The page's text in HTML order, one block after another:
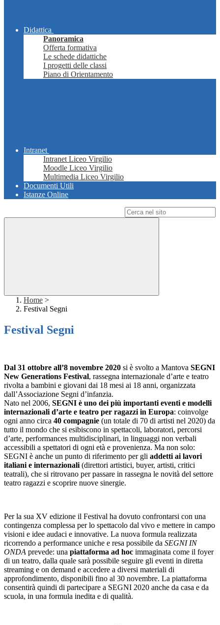
Didattica
Panoramica
Offerta formativa
Le schede didattiche
I progetti delle classi
Piano di Orientamento
Intranet
Intranet Liceo Virgilio
Moodle Liceo Virgilio
Multimedia Liceo Virgilio
Documenti Utili
Istanze Online
Home >
Festival Segni
Festival Segni
Dal 31 ottobre all’8 novembre 2020 si è svolto a Mantova SEGNI
New Generations Festival, rassegna internazionale d’arte e teatro
rivolta a bambini e giovani dai 18 mesi ai 18 anni, organizzata
dall’Associazione Segni d’infanzia.
Nato nel 2006, SEGNI è uno dei più importanti eventi e modelli
internazionali d’arte e teatro per ragazzi in Europa: coinvolge
ogni anno circa 40 compagnie (un totale di 70 di artisti nel 2020) da
tutto il mondo che si esibiscono in spettacoli, laboratori, percorsi
d’arte, performances multidisciplinari, in linguaggi non verbali
accessibili a spettatori di ogni età e provenienza. Ma non solo:
SEGNI è anche un punto di riferimento per gli addetti ai lavori
italiani e internazionali (direttori artistici, buyer, artisti, critici
teatrali), che si ritrovano per passare in rassegna le novità del settore
teatro ragazzi e scoprire nuove sinergie.
Per la sua XV edizione il Festival ha dovuto confrontarsi con una
contingenza complessa per lo spettacolo dal vivo e mettere in campo
visioni e idee audaci e innovative. La nuova formula realizzata
ricorrendo a performance uniche e resa possibile da SEGNI IN
ONDA prevede: una piattaforma ad hoc immaginata come il foyer
di un teatro, dalla quale sarà possibile seguire gli eventi in diretta
streaming e on demand e accedere a diversi materiali di
approfondimento, disponibili fino al 30 novembre. La piattaforma
consentirà quindi di partecipare a SEGNI 2020 anche da casa e da
scuola, in una formula inedita e di qualità.